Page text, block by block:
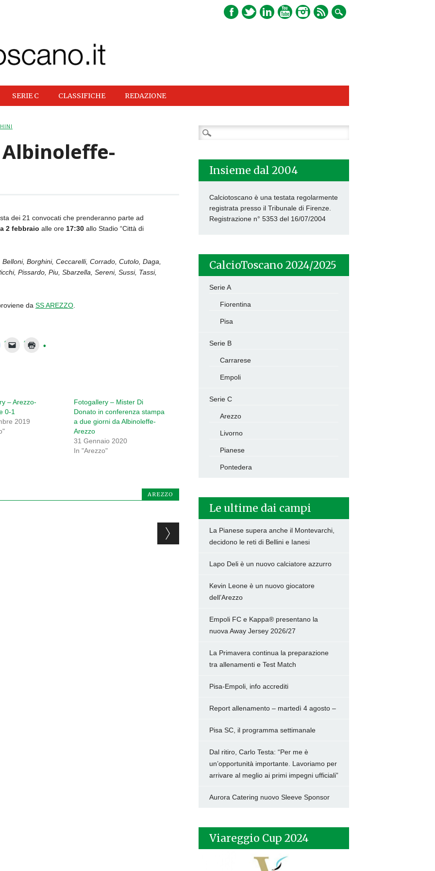
SERIE C CLASSIFICHE REDAZIONE
dei 21 convocati che prenderanno parte ad
2 febbraio alle ore 17:30 allo Stadio “Città di
Borghini, Ceccarelli, Corrado, Cutolo, Daga,
Pissardo, Piu, Sbarzella, Sereni, Sussi, Tassi,
da SS AREZZO.
– Arezzo-
0-1
2019
Fotogallery – Mister Di
Donato in conferenza stampa
a due giorni da Albinoleffe-
Arezzo
31 Gennaio 2020
In "Arezzo"
AREZZO
Ricerca
per:
Insieme dal 2004
Calciotoscano è una testata regolarmente
registrata presso il Tribunale di Firenze.
Registrazione n° 5353 del 16/07/2004
CalcioToscano 2024/2025
Serie A
Fiorentina
Pisa
Serie B
Carrarese
Empoli
Serie C
Arezzo
Livorno
Pianese
Pontedera
Le ultime dai campi
La Pianese supera anche il Montevarchi,
decidono le reti di Bellini e Ianesi
Lapo Deli è un nuovo calciatore azzurro
Kevin Leone è un nuovo giocatore
dell’Arezzo
Empoli FC e Kappa® presentano la
nuova Away Jersey 2026/27
La Primavera continua la preparazione
tra allenamenti e Test Match
Pisa-Empoli, info accrediti
Report allenamento – martedì 4 agosto –
Pisa SC, il programma settimanale
Dal ritiro, Carlo Testa: “Per me è
un’opportunità importante. Lavoriamo per
arrivare al meglio ai primi impegni ufficiali”
Aurora Catering nuovo Sleeve Sponsor
Viareggio Cup 2024